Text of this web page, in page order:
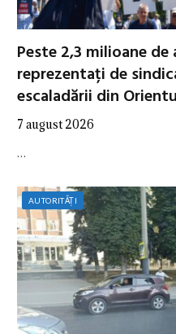
Peste 2,3 milioane
reprezentați de
escaladării din
7 august 2026
…
AUTORITĂȚI